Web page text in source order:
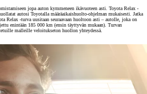
jopa auton kymmeneen ikävuoteen asti. Toyota Relax -
autosi Toyotalla määräaikaishuolto-ohjelman mukaisesti. Jatka
Relax -turva uusitaan seuraavaan huoltoon asti – autolle, joka on
enintään 185 000 km (ensin täyttyvän mukaan). Turvan
malleille veloitukseton huollon yhteydessä.